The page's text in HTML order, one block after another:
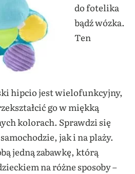
do fotelika
bądź wózka.
Ten
hipcio jest wielofunkcyjny,
go w miękką
kolorach. Sprawdzi się
jak i na plaży.
jedną zabawkę, którą
na różne sposoby –